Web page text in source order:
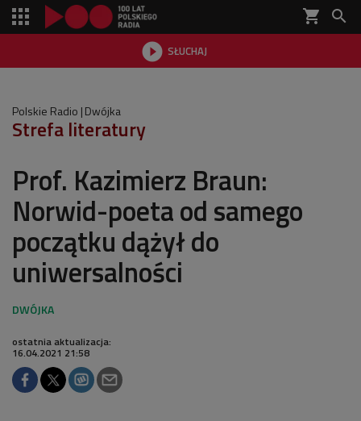
shopping_cart 
 SŁUCHAJ

Polskie Radio Dwójka
Strefa literatury
Prof. Kazimierz Braun:
Norwid-poeta od samego
początku dążył do
uniwersalności
ostatnia aktualizacja:
16.04.2021 21:58